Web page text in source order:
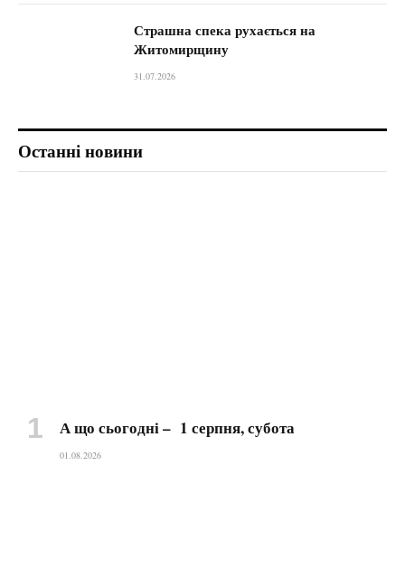
Страшна спека рухається на
Житомирщину
31.07.2026
Останні новини
А що сьогодні – 1 серпня, субота
01.08.2026